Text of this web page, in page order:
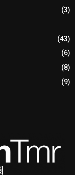
(3)
(43)
(6)
(8)
(9)